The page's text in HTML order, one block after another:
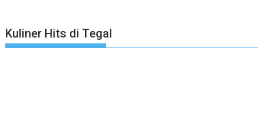
Kuliner Hits di Tegal